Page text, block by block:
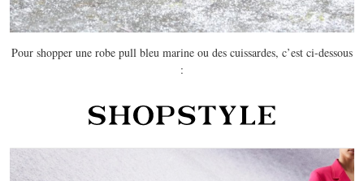
Pour shopper une robe pull bleu marine ou des cuissardes, c’est ci-dessous
: